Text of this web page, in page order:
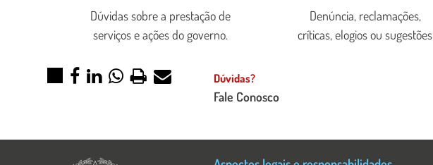
Dúvidas sobre a prestação de
serviços e ações do governo.
Denúncia, reclamações,
críticas, elogios ou sugestões
Dúvidas?
Fale Conosco